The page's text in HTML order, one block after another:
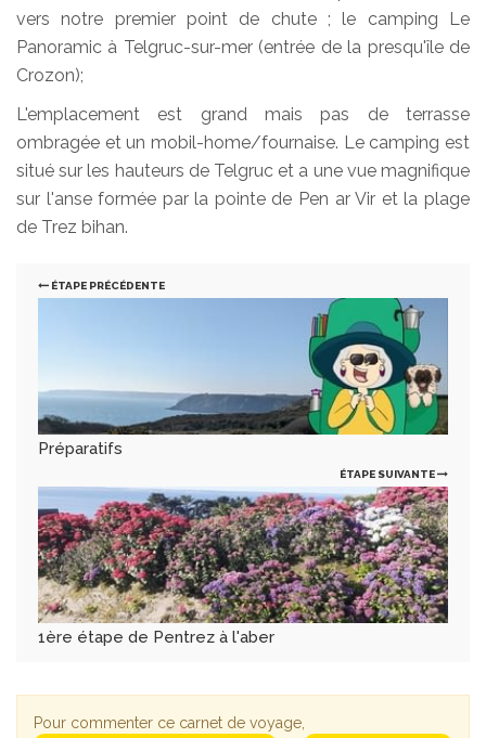
vers notre premier point de chute ; le camping Le
Panoramic à Telgruc-sur-mer (entrée de la presqu'île de
Crozon);
L'emplacement est grand mais pas de terrasse
ombragée et un mobil-home/fournaise. Le camping est
situé sur les hauteurs de Telgruc et a une vue magnifique
sur l'anse formée par la pointe de Pen ar Vir et la plage
de Trez bihan.
ÉTAPE PRÉCÉDENTE
Préparatifs
ÉTAPE SUIVANTE
1ère étape de Pentrez à l'aber
Pour commenter ce carnet de voyage,